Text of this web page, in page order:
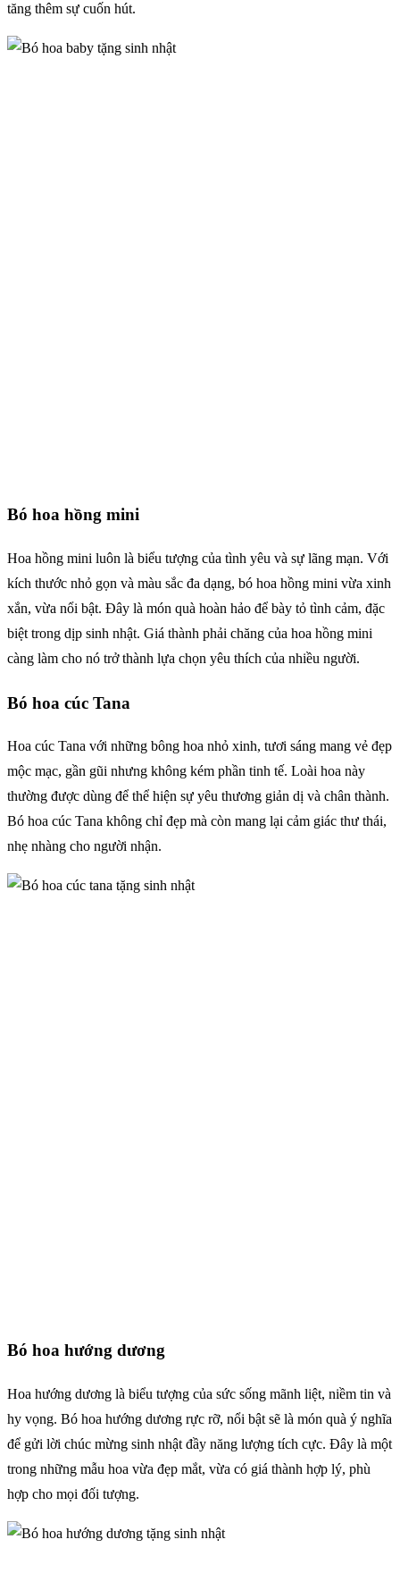
tăng thêm sự cuốn hút.
Bó hoa hồng mini
Hoa hồng mini luôn là biểu tượng của tình yêu và sự lãng mạn. Với
kích thước nhỏ gọn và màu sắc đa dạng, bó hoa hồng mini vừa xinh
xắn, vừa nổi bật. Đây là món quà hoàn hảo để bày tỏ tình cảm, đặc
biệt trong dịp sinh nhật. Giá thành phải chăng của hoa hồng mini
càng làm cho nó trở thành lựa chọn yêu thích của nhiều người.
Bó hoa cúc Tana
Hoa cúc Tana với những bông hoa nhỏ xinh, tươi sáng mang vẻ đẹp
mộc mạc, gần gũi nhưng không kém phần tinh tế. Loài hoa này
thường được dùng để thể hiện sự yêu thương giản dị và chân thành.
Bó hoa cúc Tana không chỉ đẹp mà còn mang lại cảm giác thư thái,
nhẹ nhàng cho người nhận.
Bó hoa hướng dương
Hoa hướng dương là biểu tượng của sức sống mãnh liệt, niềm tin và
hy vọng. Bó hoa hướng dương rực rỡ, nổi bật sẽ là món quà ý nghĩa
để gửi lời chúc mừng sinh nhật đầy năng lượng tích cực. Đây là một
trong những mẫu hoa vừa đẹp mắt, vừa có giá thành hợp lý, phù
hợp cho mọi đối tượng.